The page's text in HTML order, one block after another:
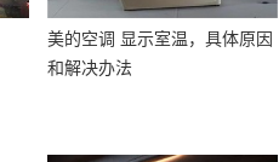
美的空调 显示室温，具体原因
和解决办法